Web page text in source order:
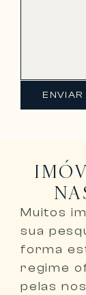
ENVIAR
Muitos
sua
forma
regime
pelas